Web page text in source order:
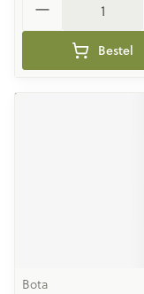
Bestel
Bota